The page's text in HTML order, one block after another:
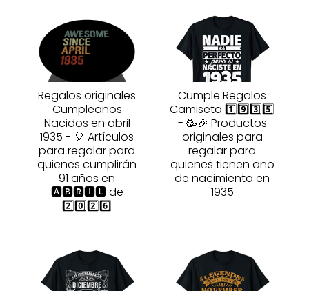
Regalos originales
Cumpleaños
Nacidos en abril
1935 - 🎈 Artículos
para regalar para
quienes cumplirán
91 años en
🅰🅱🆁🅸🅻 de
2️⃣0️⃣2️⃣6️⃣
Cumple Regalos
Camiseta 1️⃣9️⃣3️⃣5️⃣
- 🥳🎉 Productos
originales para
regalar para
quienes tienen año
de nacimiento en
1935